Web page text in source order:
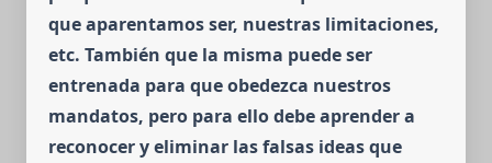
que aparentamos ser, nuestras limitacio­nes,
etc. También que la misma puede ser
entrenada para que obedezca nuestros
mandatos, pero para ello debe aprender a
reconocer y eliminar las falsas ideas que